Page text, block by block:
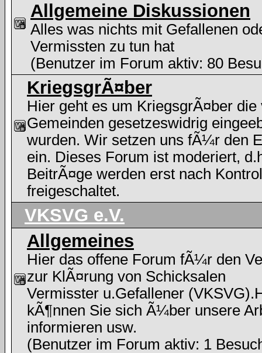
Allgemeine Diskussionen
Alles was nichts mit Gefallenen
Vermissten zu tun hat
(Benutzer im Forum aktiv: 80
KriegsgrÃ¤ber
Hier geht es um KriegsgrÃ¤ber die
Gemeinden gesetzeswidrig
wurden. Wir setzen uns fÃ¼r den
ein. Dieses Forum ist moderiert,
BeitrÃ¤ge werden erst nach
freigeschaltet.
VKSVG e.V.
Allgemeines
Hier das offene Forum fÃ¼r den
zur KlÃ¤rung von Schicksalen
Vermisster u.Gefallener
kÃ¶nnen Sie sich Ã¼ber unsere
informieren usw.
(Benutzer im Forum aktiv: 1